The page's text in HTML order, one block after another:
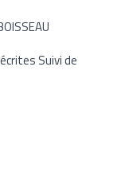
Suivi de